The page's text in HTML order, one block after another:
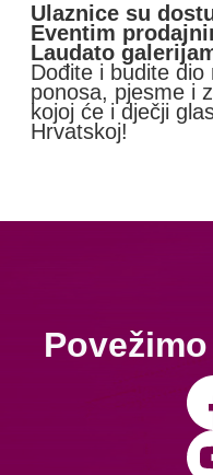
Ulaznice su
Eventim
Laudato
Dođite i budite dio
ponosa, pjesme i
kojoj će i dječji
Hrvatskoj!